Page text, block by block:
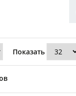
Показать